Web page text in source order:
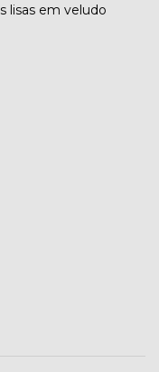
lisas em veludo